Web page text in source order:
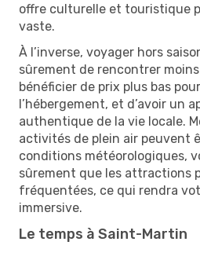
offre culturelle et touristique
vaste.
À l’inverse, voyager hors
sûrement de rencontrer
bénéficier de prix plus bas
l’hébergement, et d’avoir un
authentique de la vie locale.
activités de plein air peuvent
conditions météorologiques,
sûrement que les attractions
fréquentées, ce qui rendra
immersive.
Le temps à Saint-Martin